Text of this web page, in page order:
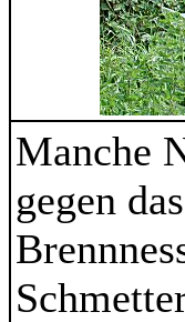
Manche
gegen